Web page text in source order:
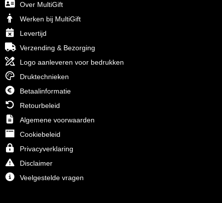
Over MultiGift
Werken bij MultiGift
Levertijd
Verzending & Bezorging
Logo aanleveren voor bedrukken
Druktechnieken
Betaalinformatie
Retourbeleid
Algemene voorwaarden
Cookiebeleid
Privacyverklaring
Disclaimer
Veelgestelde vragen